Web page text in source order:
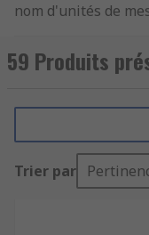
nom d'unités de
précises de
SMU disponibles
du secteur, y
Technologies. Un
simple pour la
un courant élevé,
59 Produits
Trier par